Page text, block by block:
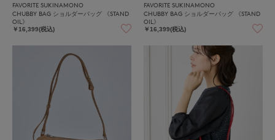
FAVORITE SUKINAMONO
CHUBBY BAG ショルダーバッグ 《STAND
OIL》
￥16,399(税込)
FAVORITE SUKINAMONO
CHUBBY BAG ショルダーバッグ 《STAND
OIL》
￥16,399(税込)